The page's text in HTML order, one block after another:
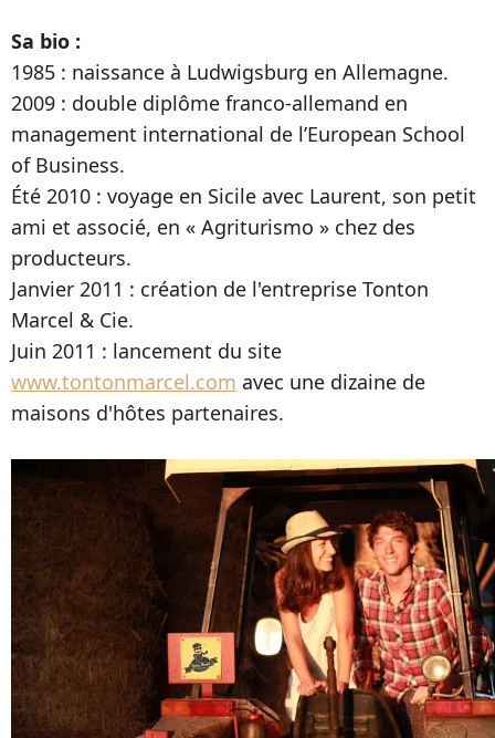
Sa bio :
1985 : naissance à Ludwigsburg en Allemagne.
2009 : double diplôme franco-allemand en
management international de l’European School
of Business.
Été 2010 : voyage en Sicile avec Laurent, son petit
ami et associé, en « Agriturismo » chez des
producteurs.
Janvier 2011 : création de l'entreprise Tonton
Marcel & Cie.
Juin 2011 : lancement du site
www.tontonmarcel.com avec une dizaine de
maisons d'hôtes partenaires.